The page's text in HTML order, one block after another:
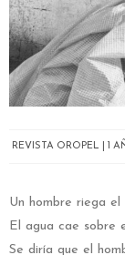
REVISTA OROPEL 1
Un hombre riega
El agua cae sobre
Se diría que el